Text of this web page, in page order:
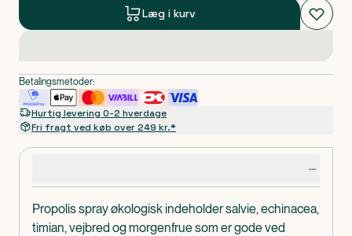
Propolis spray økologisk indeholder salvie, echinacea,
timian, vejbred og morgenfrue som er gode ved
Læg i kurv
Betalingsmetoder:
Hurtig levering 0-2 hverdage
Fri fragt ved køb over 249 kr.*